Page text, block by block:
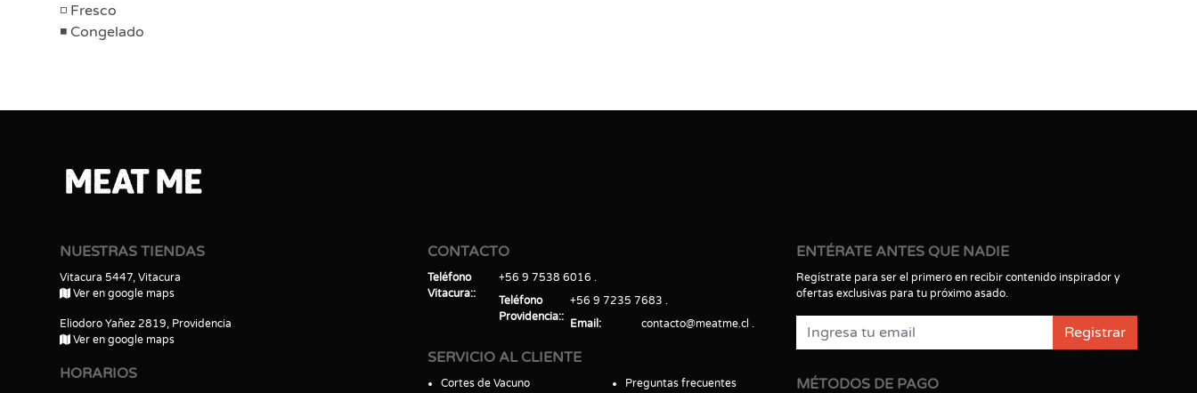
Fresco
Congelado
NUESTRAS TIENDAS
Vitacura 5447, Vitacura
Ver en google maps
Eliodoro Yañez 2819, Providencia
Ver en google maps
HORARIOS
CONTACTO
Teléfono
Vitacura:
+56 9 7538 6016
Teléfono
Providencia:
+56 9 7235 7683
Email
contacto@meatme.cl
SERVICIO AL CLIENTE
Cortes de Vacuno Preguntas frecuentes
ENTÉRATE ANTES QUE NADIE
Regístrate para ser el primero en recibir contenido inspirador y
ofertas exclusivas para tu próximo asado.
Registrar
MÉTODOS DE PAGO